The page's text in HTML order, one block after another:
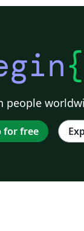
{
people
for free